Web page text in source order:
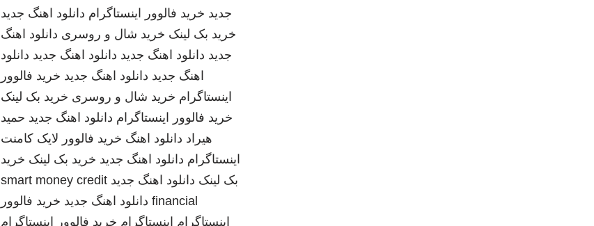
جدید خرید فالوور اینستاگرام دانلود اهنگ جدید
خرید بک لینک خرید شال و روسری دانلود اهنگ
جدید دانلود اهنگ جدید دانلود اهنگ جدید دانلود
اهنگ جدید دانلود اهنگ جدید خرید فالوور
اینستاگرام خرید شال و روسری خرید بک لینک
خرید فالوور اینستاگرام دانلود اهنگ جدید حمید
هیراد دانلود اهنگ خرید فالوور لایک کامنت
اینستاگرام دانلود اهنگ جدید خرید بک لینک خرید
بک لینک دانلود اهنگ جدید smart money credit
financial دانلود اهنگ جدید خرید فالوور
اینستاگرام اینستاگرام خرید فالوور اینستاگرام